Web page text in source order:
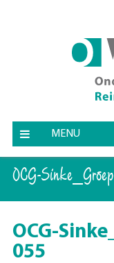
MENU
OCG-
OCG-
055